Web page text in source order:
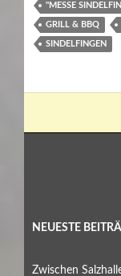
"MESSE
GRILL & BBQ
SINDELFINGEN
NEUESTE
Zwischen